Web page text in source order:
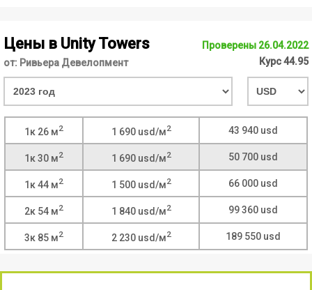
Цены в Unity Towers
Проверены 26.04.2022
от: Ривьера Девелопмент
Курс 44.95
1к 26 м2 1 690 usd/м2 43 940 usd
1к30 м2 1 690 usd/м2 50 700 usd
1к44 м2 1 500 usd/м2 66 000 usd
2к 54 м2 1 840 usd/м2 99 360 usd
3к 85 м2 2 230 usd/м2 189 550 usd